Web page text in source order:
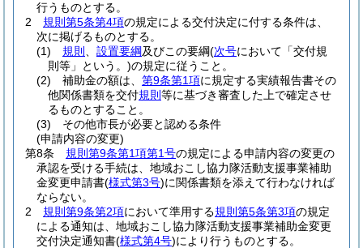
行うものとする。
2
規則第5条第4項の規定による交付決定に付する条件は、
次に掲げるものとする。
(1)
規則 設置要綱及びこの要綱(次号において「交付規
則等」という。)の規定に従うこと。
(2)
補助金の額は、 第9条第1項に規定する実績報告書その
他関係書類を交付規則 等に基づき審査した上で確定させ
るものとすること。
(3)
その他市長が必要と認める条件
(申請内容の変更)
第8条
規則第9条第1項第1号の規定による申請内容の変更の
承認を受ける手続は、地域おこし協力隊活動支援事業補助
金変更申請書(様式第3号)に関係書類を添えて行わなければ
ならない。
2
規則第9条第2項において準用する規則第5条第3項の規定
による通知は、地域おこし協力隊活動支援事業補助金変更
交付決定通知書(様式第4号)により行うものとする。